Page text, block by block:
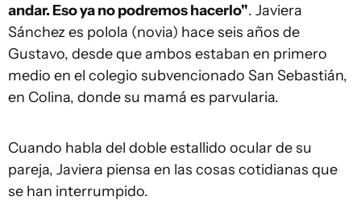
andar. Eso ya no podremos hacerlo". Javiera
Sánchez es polola (novia) hace seis años de
Gustavo, desde que ambos estaban en primero
medio en el colegio subvencionado San Sebastián,
en Colina, donde su mamá es parvularia.
Cuando habla del doble estallido ocular de su
pareja, Javiera piensa en las cosas cotidianas que
se han interrumpido.